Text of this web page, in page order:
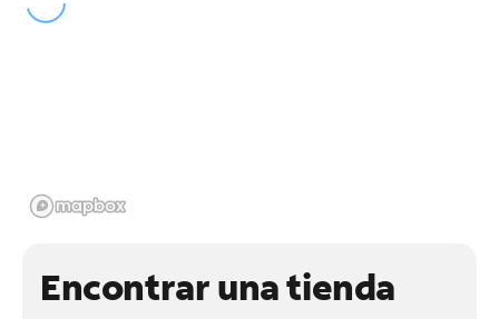
Encontrar una tienda